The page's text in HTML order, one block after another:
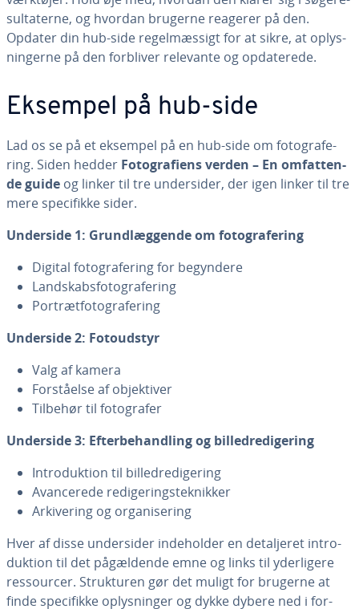
sul­ta­ter­ne, og hvordan brugerne reagerer på den.
Opdater din hub-side re­gel­mæs­sigt for at sikre, at op­lys­
nin­ger­ne på den forbliver relevante og op­da­te­re­de.
Eksempel på hub-side
Lad os se på et eksempel på en hub-side om fo­to­gra­fe­
ring. Siden hedder Fo­to­gra­fi­ens verden – En om­fat­ten­
de guide og linker til tre un­der­si­der, der igen linker til tre
mere spe­ci­fik­ke sider.
Underside 1: Grund­læg­gen­de om fo­to­gra­fe­ring
Digital fo­to­gra­fe­ring for begyndere
Land­skabs­fo­to­gra­fe­ring
Po­rtræt­fo­to­gra­fe­ring
Underside 2: Fo­toud­styr
Valg af kamera
For­stå­el­se af ob­jek­ti­ver
Tilbehør til fo­to­gra­fer
Underside 3: Ef­ter­be­hand­ling og bil­led­re­di­ge­ring
In­tro­duk­tion til bil­led­re­di­ge­ring
Avan­ce­re­de re­di­ge­rings­tek­nik­ker
Ar­ki­ve­ring og or­ga­ni­se­ring
Hver af disse un­der­si­der in­de­hol­der en de­tal­je­ret in­tro­
duk­tion til det på­gæl­den­de emne og links til yder­li­ge­re
res­sour­cer. Struk­tu­ren gør det muligt for brugerne at
finde spe­ci­fik­ke op­lys­nin­ger og dykke dybere ned i for­